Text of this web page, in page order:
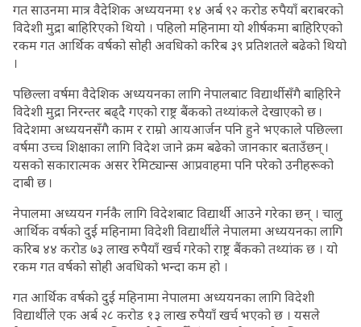
गत साउनमा मात्र वैदेशिक अध्ययनमा १४ अर्ब ९२ करोड रुपैयाँ बराबरको
विदेशी मुद्रा बाहिरिएको थियो । पहिलो महिनामा यो शीर्षकमा बाहिरिएको
रकम गत आर्थिक वर्षको सोही अवधिको करिब ३९ प्रतिशतले बढेको थियो
।
पछिल्ला वर्षमा वैदेशिक अध्ययनका लागि नेपालबाट विद्यार्थीसँगै बाहिरिने
विदेशी मुद्रा निरन्तर बढ्दै गएको राष्ट्र बैंकको तथ्यांकले देखाएको छ ।
विदेशमा अध्ययनसँगै काम र राम्रो आयआर्जन पनि हुने भएकाले पछिल्ला
वर्षमा उच्च शिक्षाका लागि विदेश जाने क्रम बढेको जानकार बताउँछन् ।
यसको सकारात्मक असर रेमिट्यान्स आप्रवाहमा पनि परेको उनीहरूको
दाबी छ ।
नेपालमा अध्ययन गर्नकै लागि विदेशबाट विद्यार्थी आउने गरेका छन् । चालु
आर्थिक वर्षको दुई महिनामा विदेशी विद्यार्थीले नेपालमा अध्ययनका लागि
करिब ४४ करोड ७३ लाख रुपैयाँ खर्च गरेको राष्ट्र बैंकको तथ्यांक छ । यो
रकम गत वर्षको सोही अवधिको भन्दा कम हो ।
गत आर्थिक वर्षको दुई महिनामा नेपालमा अध्ययनका लागि विदेशी
विद्यार्थीले एक अर्ब २८ करोड १३ लाख रुपैयाँ खर्च भएको छ । यसले